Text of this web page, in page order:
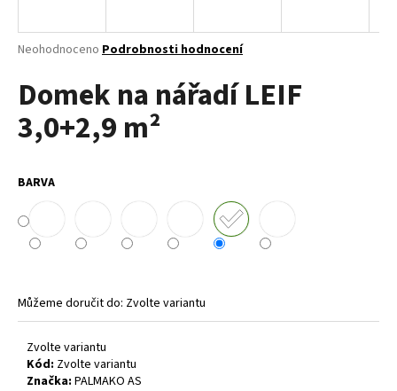
Průměrné
produktu
je
0,0
z
Neohodnoceno Podrobnosti hodnocení
Domek na nářadí LEIF
3,0+2,9 m²
BARVA
Můžeme doručit do: Zvolte variantu
Zvolte variantu
Kód: Zvolte variantu
Značka: PALMAKO AS
j
t
?
HLEDAT
o
p
o